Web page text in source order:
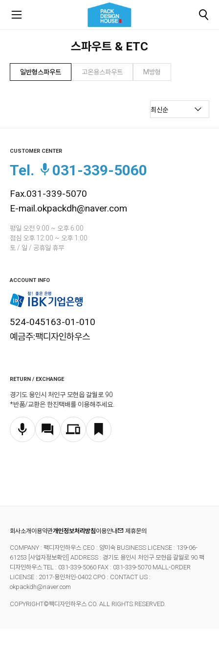
스파우트 & ETC
일반형스파우트 고온용스파우트 M방형
CUSTOMER CENTER
Tel. 031-339-5060
Fax.031-339-5070
E-mail.okpackdh@naver.com
평일 오전 9:00 ~ 오후 6:00
점심 오후 12:00 ~ 오후 1:00
토 / 일 / 공휴일 휴무
ACCOUNT INFO
524-045163-01-010
예금주:팩디자인하우스
RETURN / EXCHANGE
경기도 용인시 처인구 모현읍 갈월로 90
*반품/교환은 한진택배를 이용해주세요.
회사소개 이용약관개인정보처리방침이용안내 제휴문의
COMPANY : 팩디자인하우스 CEO : 양미숙 BUSINESS LICENSE : 139-06-
61253 [사업자정보확인] ADDRESS : 경기도 용인시 처인구 모현읍 갈월로 90 팩
디자인하우스 TEL : 031-339-5060 FAX : 031-339-5070 MALL-ORDER
LICENSE : 2017-용인처인-0402 CPO : CONTACT US :
okpackdh@naver.com
COPYRIGHT©팩디자인하우스 CO. ALL RIGHTS RESERVED.